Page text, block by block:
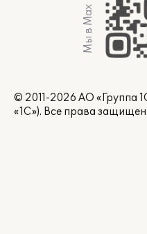
Мы в Max
© 2011-2026 АО «Группа
«1С»). Все права